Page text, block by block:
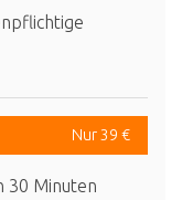
Nur 39 €
30 Minuten